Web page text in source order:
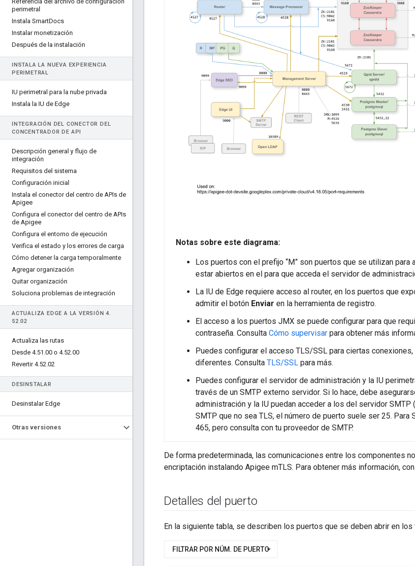
perimetral
Instala SmartDocs
Instalar monetización
Después de la instalación
INSTALA LA NUEVA EXPERIENCIA
PERIMETRAL
IU perimetral para la nube privada
Instala la IU de Edge
INTEGRACIÓN DEL CONECTOR DEL
CONCENTRADOR DE API
Descripción general y flujo de
integración
Requisitos del sistema
Configuración inicial
Instala el conector del centro de APIs de
Apigee
Configura el conector del centro de APIs
de Apigee
Configura el entorno de ejecución
Verifica el estado y los errores de carga
Cómo detener la carga temporalmente
Agregar organización
Quitar organización
Soluciona problemas de integración
ACTUALIZA EDGE A LA VERSIÓN 4.
52.02
Actualiza las rutas
Desde 4.51 .00 o 4.52.00
Revertir 4.52.02
DESINSTALAR
Desinstalar Edge
Otras versiones
Notas sobre este diagrama:
Los puertos con el prefijo “M” son puertos que se utilizan
estar abiertos en el para que acceda el servidor de
La IU de Edge requiere acceso al router, en los puertos que
admitir el botón Enviar en la herramienta de registro.
El acceso a los puertos JMX se puede configurar para que
contraseña. Consulta Cómo supervisar para obtener más
Puedes configurar el acceso TLS/SSL para ciertas
diferentes. Consulta TLS/SSL para más.
Puedes configurar el servidor de administración y la IU
través de un SMTP externo servidor. Si lo hace, debe
administración y la IU puedan acceder a los del servidor SMTP
SMTP que no sea TLS, el número de puerto suele ser 25. Para
465, pero consulta con tu proveedor de SMTP.
De forma predeterminada, las comunicaciones entre los componentes
encriptación instalando Apigee mTLS. Para obtener más información,
Detalles del puerto
En la siguiente tabla, se describen los puertos que se deben abrir en
FILTRAR POR NÚM. DE PUERTO